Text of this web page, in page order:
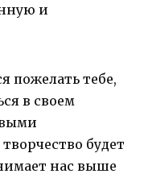
и
пожелать тебе,
в своем
будет
нас выше